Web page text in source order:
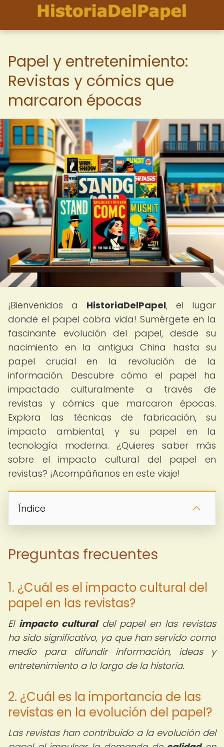
Papel y entretenimiento:
Revistas y cómics que
marcaron épocas
¡Bienvenidos a HistoriaDelPapel, el lugar
donde el papel cobra vida! Sumérgete en la
fascinante evolución del papel, desde su
nacimiento en la antigua China hasta su
papel crucial en la revolución de la
información. Descubre cómo el papel ha
impactado culturalmente a través de
revistas y cómics que marcaron épocas.
Explora las técnicas de fabricación, su
impacto ambiental, y su papel en la
tecnología moderna. ¿Quieres saber más
sobre el impacto cultural del papel en
revistas? ¡Acompáñanos en este viaje!
Índice
Preguntas frecuentes
1. ¿Cuál es el impacto cultural del
papel en las revistas?
El impacto culturaldel papel en las revistas
ha sido significativo, ya que han servido como
medio para difundir información, ideas y
entretenimiento a lo largo de la historia.
2. ¿Cuál es la importancia de las
revistas en la evolución del papel?
Las revistas han contribuido a la evolución del